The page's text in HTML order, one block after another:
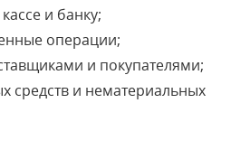
и банку;
операции;
и покупателями;
средств и нематериальных